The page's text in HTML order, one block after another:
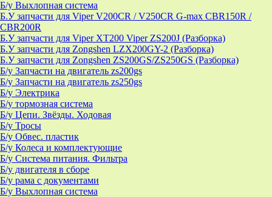
Б/у Выхлопная система
Б.У запчасти для Viper V200CR / V250CR G-max CBR150R /
CBR200R
Б.У запчасти для Viper XT200 Viper ZS200J (Разборка)
Б.У запчасти для Zongshen LZX200GY-2 (Разборка)
Б.У запчасти для Zongshen ZS200GS/ZS250GS (Разборка)
Б/у Запчасти на двигатель zs200gs
Б/у Запчасти на двигатель zs250gs
Б/у Электрика
Б/у тормозная система
Б/у Цепи. Звёзды. Ходовая
Б/у Тросы
Б/у Обвес. пластик
Б/у Колеса и комплектующие
Б/у Система питания. Фильтра
Б/у двигателя в сборе
Б/у рама с документами
Б/у Выхлопная система